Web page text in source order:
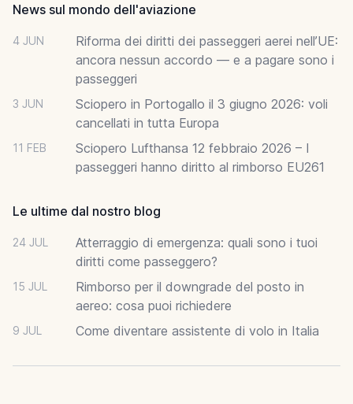
News sul mondo dell'aviazione
4 JUN
Riforma dei diritti dei passeggeri aerei nell’UE:
ancora nessun accordo — e a pagare sono i
passeggeri
3 JUN
Sciopero in Portogallo il 3 giugno 2026: voli
cancellati in tutta Europa
11 FEB
Sciopero Lufthansa 12 febbraio 2026 – I
passeggeri hanno diritto al rimborso EU261
Le ultime dal nostro blog
24 JUL
Atterraggio di emergenza: quali sono i tuoi
diritti come passeggero?
15 JUL
Rimborso per il downgrade del posto in
aereo: cosa puoi richiedere
9 JUL Come diventare assistente di volo in Italia